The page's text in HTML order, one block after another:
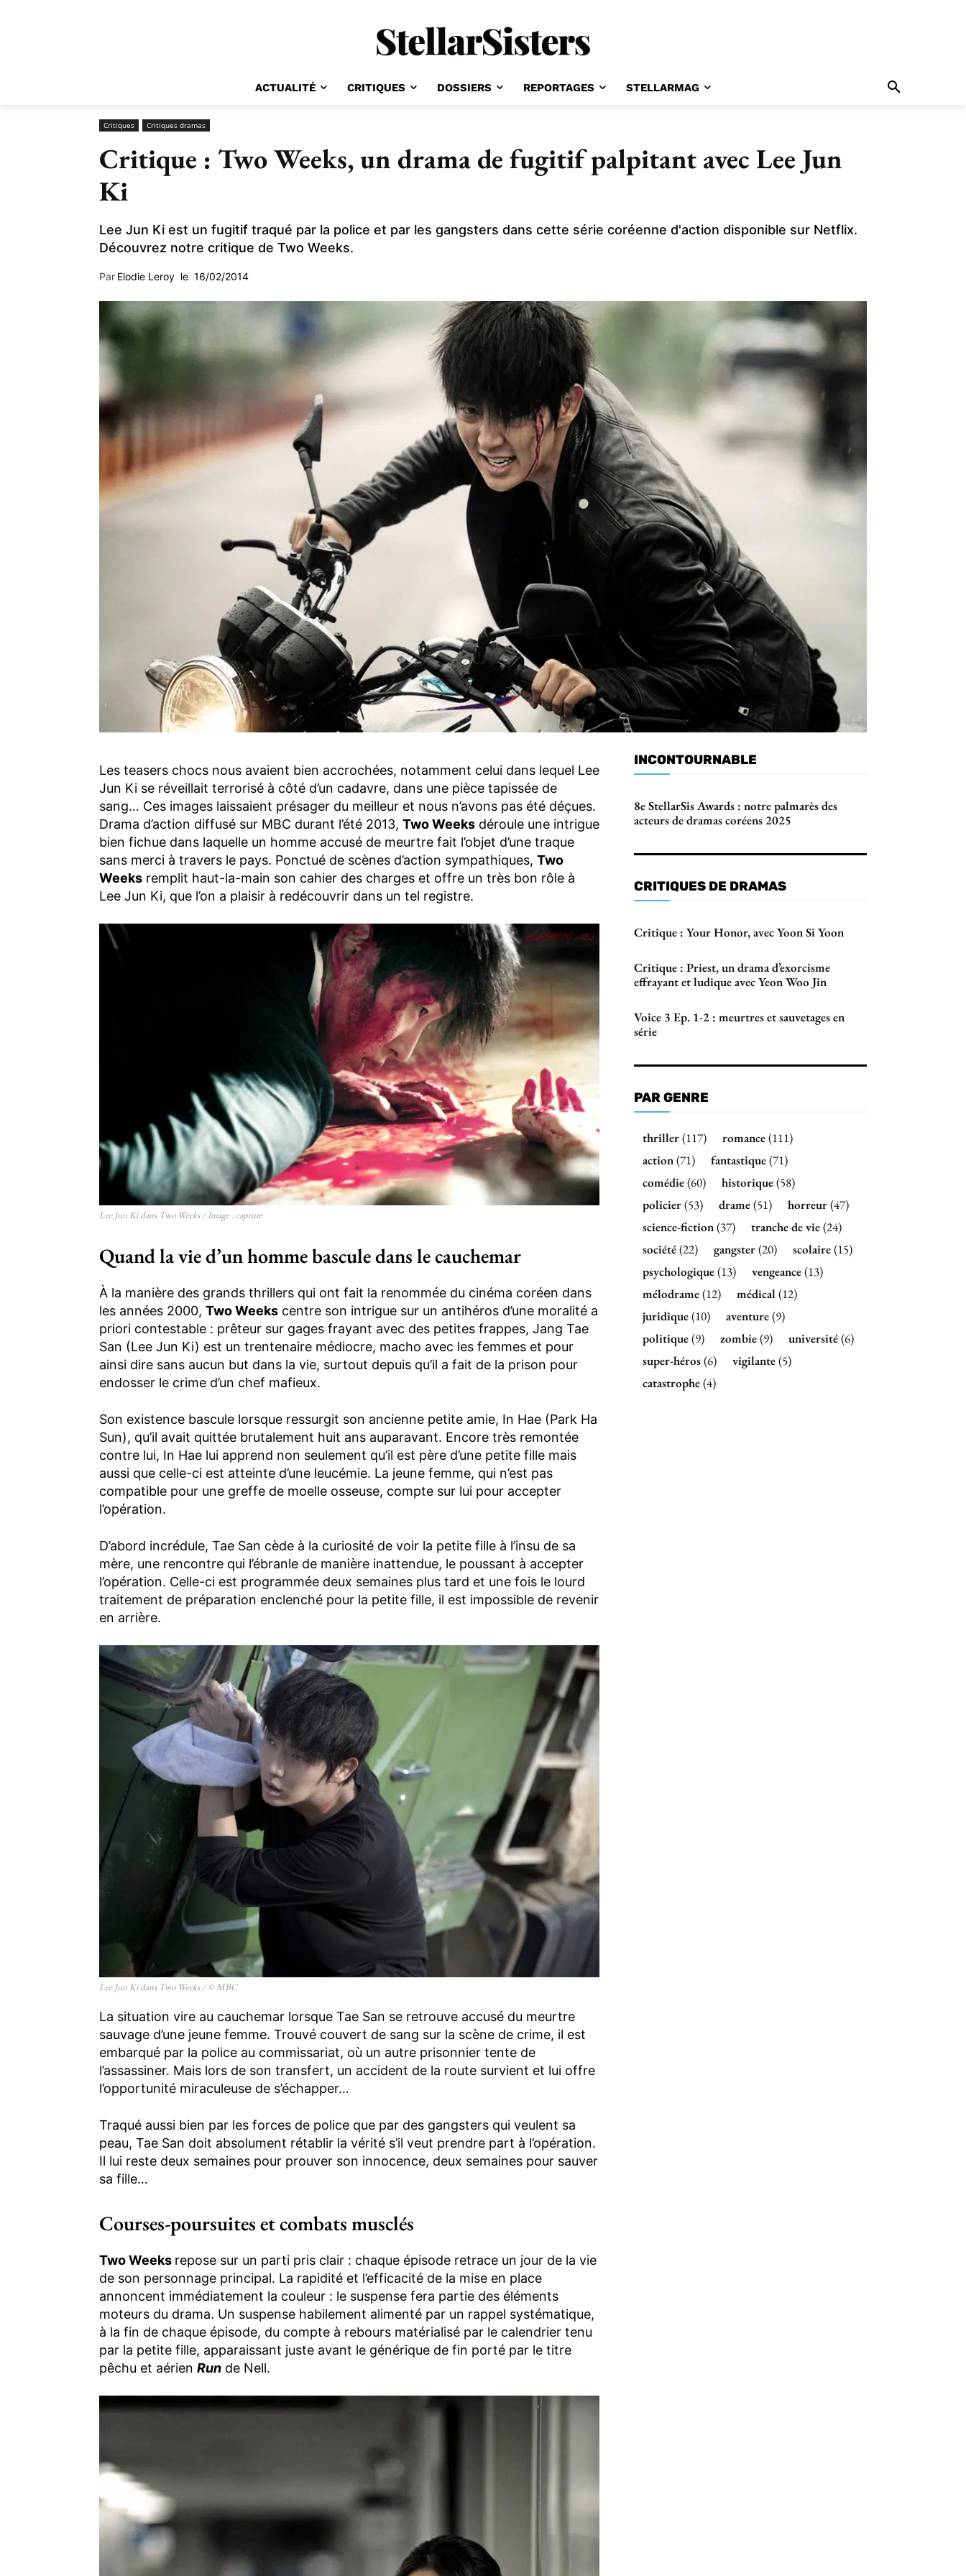
ACTUALITÉ CRITIQUES DOSSIERS REPORTAGES STELLARMAG
Critiques Critiques dramas
Critique : Two Weeks, un drama de fugitif palpitant avec Lee Jun
Ki
Lee Jun Ki est un fugitif traqué par la police et par les gangsters dans cette série coréenne d'action disponible sur Netflix.
Découvrez notre critique de Two Weeks.
Par Elodie Leroy le 16/02/2014
Les teasers chocs nous avaient bien accrochées, notamment celui dans lequel Lee
Jun Ki se réveillait terrorisé à côté d’un cadavre, dans une pièce tapissée de
sang… Ces images laissaient présager du meilleur et nous n’avons pas été déçues.
Drama d’action diffusé sur MBC durant l’été 2013, Two Weeks déroule une intrigue
bien fichue dans laquelle un homme accusé de meurtre fait l’objet d’une traque
sans merci à travers le pays. Ponctué de scènes d’action sympathiques, Two
Weeks remplit haut-la-main son cahier des charges et offre un très bon rôle à
Lee Jun Ki, que l’on a plaisir à redécouvrir dans un tel registre.
Lee Jun Ki dans Two Weeks / Image : capture
Quand la vie d’un homme bascule dans le cauchemar
À la manière des grands thrillers qui ont fait la renommée du cinéma coréen dans
les années 2000, Two Weeks centre son intrigue sur un antihéros d’une moralité a
priori contestable : prêteur sur gages frayant avec des petites frappes, Jang Tae
San (Lee Jun Ki) est un trentenaire médiocre, macho avec les femmes et pour
ainsi dire sans aucun but dans la vie, surtout depuis qu’il a fait de la prison pour
endosser le crime d’un chef mafieux.
Son existence bascule lorsque ressurgit son ancienne petite amie, In Hae (Park Ha
Sun), qu’il avait quittée brutalement huit ans auparavant. Encore très remontée
contre lui, In Hae lui apprend non seulement qu’il est père d’une petite fille mais
aussi que celle-ci est atteinte d’une leucémie. La jeune femme, qui n’est pas
compatible pour une greffe de moelle osseuse, compte sur lui pour accepter
l’opération.
D’abord incrédule, Tae San cède à la curiosité de voir la petite fille à l’insu de sa
mère, une rencontre qui l’ébranle de manière inattendue, le poussant à accepter
l’opération. Celle-ci est programmée deux semaines plus tard et une fois le lourd
traitement de préparation enclenché pour la petite fille, il est impossible de revenir
en arrière.
Lee Jun Ki dans Two Weeks / © MBC
La situation vire au cauchemar lorsque Tae San se retrouve accusé du meurtre
sauvage d’une jeune femme. Trouvé couvert de sang sur la scène de crime, il est
embarqué par la police au commissariat, où un autre prisonnier tente de
l’assassiner. Mais lors de son transfert, un accident de la route survient et lui offre
l’opportunité miraculeuse de s’échapper…
Traqué aussi bien par les forces de police que par des gangsters qui veulent sa
peau, Tae San doit absolument rétablir la vérité s’il veut prendre part à l’opération.
Il lui reste deux semaines pour prouver son innocence, deux semaines pour sauver
sa fille…
Courses-poursuites et combats musclés
Two Weeks repose sur un parti pris clair : chaque épisode retrace un jour de la vie
de son personnage principal. La rapidité et l’efficacité de la mise en place
annoncent immédiatement la couleur : le suspense fera partie des éléments
moteurs du drama. Un suspense habilement alimenté par un rappel systématique,
à la fin de chaque épisode, du compte à rebours matérialisé par le calendrier tenu
par la petite fille, apparaissant juste avant le générique de fin porté par le titre
pêchu et aérien Run de Nell.
INCONTOURNABLE
8e StellarSis Awards : notre palmarès des
acteurs de dramas coréens 2025
CRITIQUES DE DRAMAS
Critique : Your Honor, avec Yoon Si Yoon
Critique : Priest, un drama d’exorcisme
effrayant et ludique avec Yeon Woo Jin
Voice 3 Ep. 1-2 : meurtres et sauvetages en
série
PAR GENRE
thriller(117) romance(111)
action(71) fantastique(71)
comédie(60) historique(58)
policier(53) drame(51) horreur(47)
science-fiction(37) tranche de vie(24)
société(22) gangster(20) scolaire(15)
psychologique(13) vengeance(13)
mélodrame(12) médical(12)
juridique(10) aventure(9)
politique(9) zombie(9) université(6)
super-héros(6) vigilante(5)
catastrophe(4)